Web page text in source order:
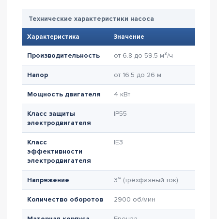
Технические характеристики насоса
Характеристика Значение
Производительность от 6.8 до 59.5 м³/ч
Напор от 16.5 до 26 м
Мощность двигателя 4 кВт
Класс защиты
электродвигателя
IP55
Класс
эффективности
электродвигателя
IE3
Напряжение 3~ (трёхфазный ток)
Количество оборотов 2900 об/мин